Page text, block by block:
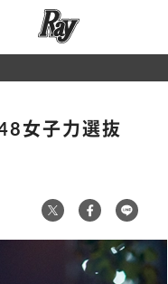
女子力選抜